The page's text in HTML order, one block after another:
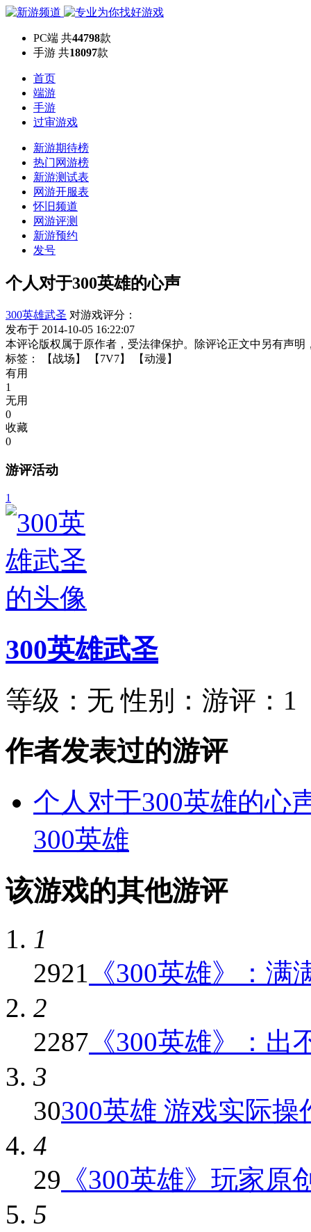
PC端 共44798款
手游 共18097款
首页
端游
手游
过审游戏
新游期待榜
热门网游榜
新游测试表
网游开服表
怀旧频道
网游评测
新游预约
发号
个人对于300英雄的心声
300英雄武圣 对游戏评分：
发布于 2014-10-05 16:22:07
本评论版权属于原作者，受法律保护。除评论正文中另有声
标签：
【战场】 【7V7】
【动漫】
有用
1
无用
0
收藏
0
游评活动
1
300英雄武圣
等级： 无 性别： 游评： 1
作者发表过的游评
个人对于300英雄的心
300英雄
该游戏的其他游评
1
2921
《300英雄》：满
2
2287 《300英雄》：出
3
30300英雄 游戏实际操
4
29 《300英雄》玩家原
5